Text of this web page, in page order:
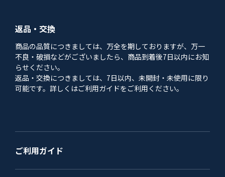
返品・交換
商品の品質につきましては、万全を期しておりますが、万一
不良・破損などがございましたら、商品到着後7日以内にお知
らせください。
返品・交換につきましては、7日以内、未開封・未使用に限り
可能です。詳しくはご利用ガイドをご利用ください。
ご利用ガイド